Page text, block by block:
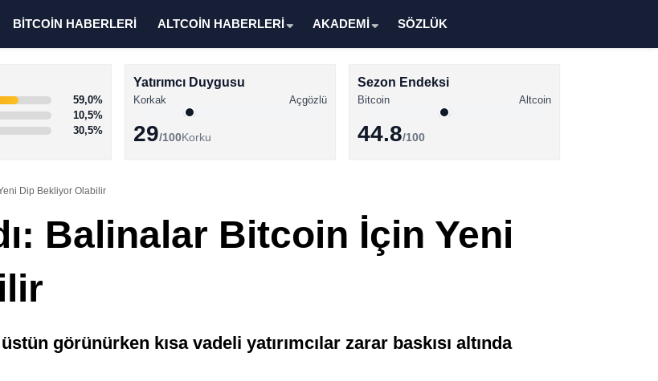
Altcoin Haberleri
BİTCOİN HABERLERİ ALTCOİN HABERLERİ AKADEMİ SÖZLÜK
59,0%
10,5%
30,5%
Yatırımcı Duygusu
Korkak Açgözlü
29/100Korku
Sezon Endeksi
Bitcoin Altcoin
44.8/100
Dip Bekliyor Olabilir
Balinalar Bitcoin İçin Yeni
görünürken kısa vadeli yatırımcılar zarar baskısı altında